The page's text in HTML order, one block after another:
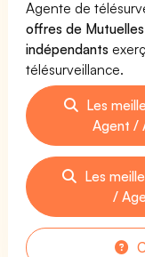
Agente de
offres de
indépendants
télésurveillance.
Les
Agent /
Les
/